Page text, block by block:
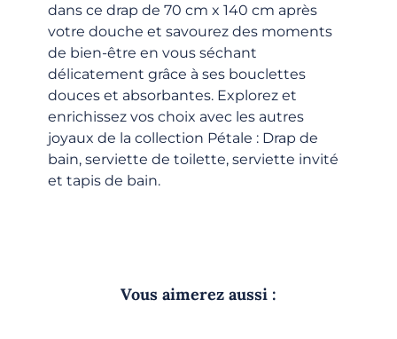
dans ce drap de 70 cm x 140 cm après
votre douche et savourez des moments
de bien-être en vous séchant
délicatement grâce à ses bouclettes
douces et absorbantes. Explorez et
enrichissez vos choix avec les autres
joyaux de la collection Pétale : Drap de
bain, serviette de toilette, serviette invité
et tapis de bain.
Vous aimerez aussi :